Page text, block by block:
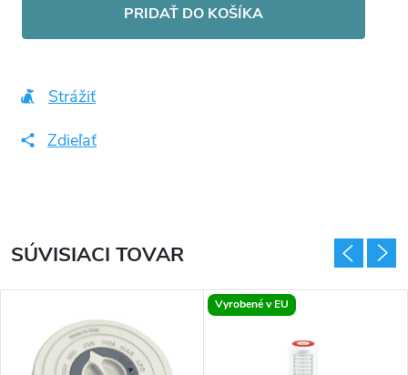
PRIDAŤ DO KOŠÍKA
Strážiť
Zdieľať
SÚVISIACI TOVAR
Vyrobené v EU